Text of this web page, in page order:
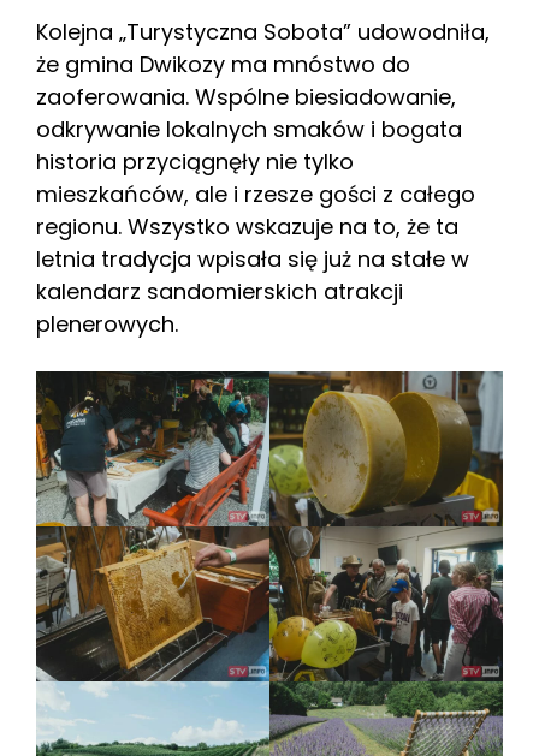
Kolejna „Turystyczna Sobota” udowodniła,
że gmina Dwikozy ma mnóstwo do
zaoferowania. Wspólne biesiadowanie,
odkrywanie lokalnych smaków i bogata
historia przyciągnęły nie tylko
mieszkańców, ale i rzesze gości z całego
regionu. Wszystko wskazuje na to, że ta
letnia tradycja wpisała się już na stałe w
kalendarz sandomierskich atrakcji
plenerowych.